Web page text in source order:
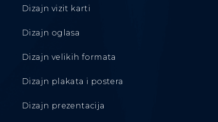
Dizajn vizit karti
Dizajn oglasa
Dizajn velikih formata
Dizajn plakata i postera
Dizajn prezentacija